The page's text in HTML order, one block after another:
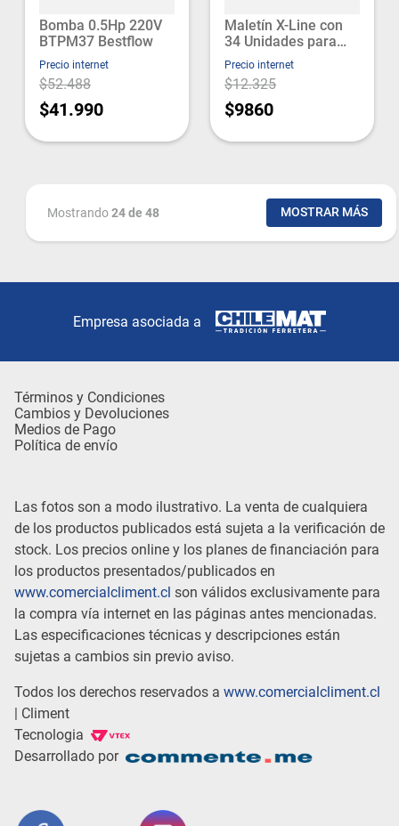
Bomba 0.5Hp 220V
BTPM37 Bestflow
Precio internet
$52.488
$41.990
Maletín X-Line con
34 Unidades para
Taladrar y Atornillar
Bosch
Precio internet
$12.325
$9860
Mostrando24 de 48 MOSTRAR MÁS
Empresa asociada a
Términos y Condiciones
Cambios y Devoluciones
Medios de Pago
Política de envío
Las fotos son a modo ilustrativo. La venta de cualquiera
de los productos publicados está sujeta a la verificación de
stock. Los precios online y los planes de financiación para
los productos presentados/publicados en
www.comercialcliment.cl son válidos exclusivamente para
la compra vía internet en las páginas antes mencionadas.
Las especificaciones técnicas y descripciones están
sujetas a cambios sin previo aviso.
Todos los derechos reservados a www.comercialcliment.cl
| Climent
Tecnologia
Desarrollado por